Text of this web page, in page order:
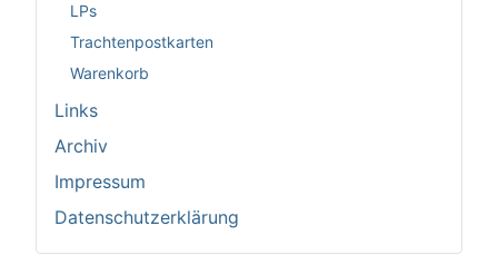
LPs
Trachtenpostkarten
Warenkorb
Links
Archiv
Impressum
Datenschutzerklärung